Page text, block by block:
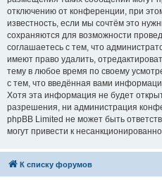
отключению от конференции, при
известность, если мы сочтём это
сохраняются для возможности
соглашаетесь с тем, что
имеют право удалить,
тему в любое время по своему
с тем, что введённая вами
Хотя эта информация не будет
разрешения, ни администрация
phpBB Limited не может быть
могут привести к
К списку форумов